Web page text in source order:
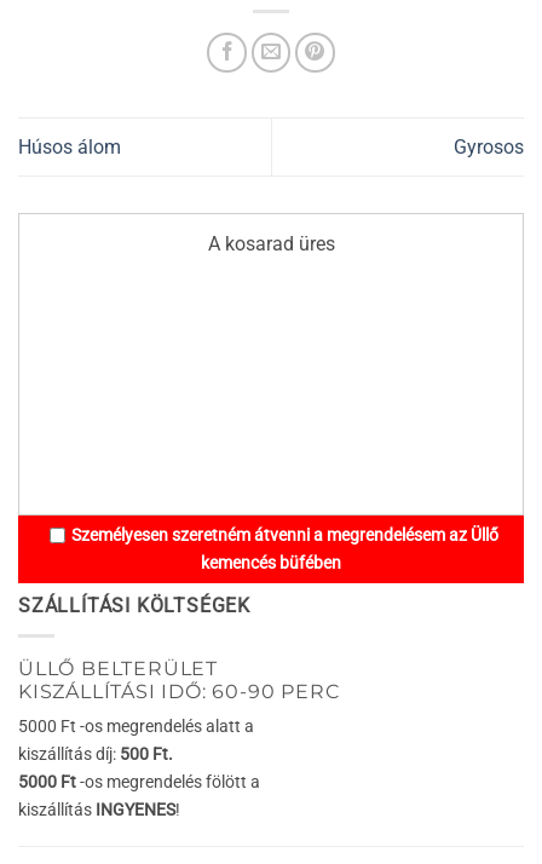
Húsos álom Gyrosos
A kosarad üres
Személyesen szeretném átvenni a megrendelésem az Üllő
kemencés büfében
SZÁLLÍTÁSI KÖLTSÉGEK
ÜLLŐ BELTERÜLET
KISZÁLLÍTÁSI IDŐ: 60-90 PERC
5000 Ft -os megrendelés alatt a
kiszállítás díj: 500 Ft.
5000 Ft-os megrendelés fölött a
kiszállítás INGYENES!